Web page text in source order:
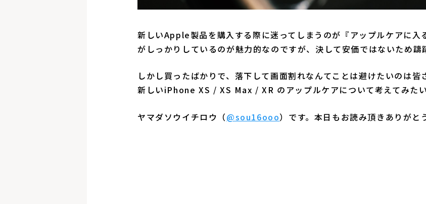
新しいApple製品を購入する際に迷ってしまうのが『アップルケアに入
がしっかりしているのが魅力的なのですが、決して安価ではないため躊
しかし買ったばかりで、落下して画面割れなんてことは避けたいのは皆
新しいiPhone XS / XS Max / XR のアップルケアについて考えてみたい
ヤマダソウイチロウ（@sou16ooo）です。本日もお読み頂きありがと